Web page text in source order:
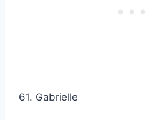
61. Gabrielle